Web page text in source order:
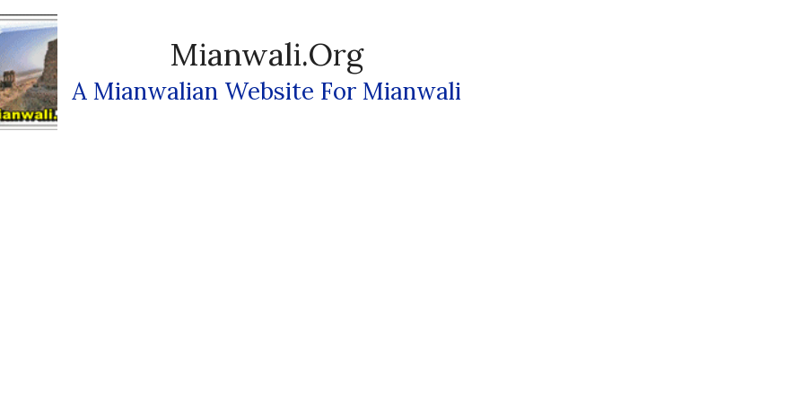
Mianwali.org
A Mianwalian Website For Mianwali